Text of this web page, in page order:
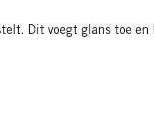
Dit voegt glans toe en